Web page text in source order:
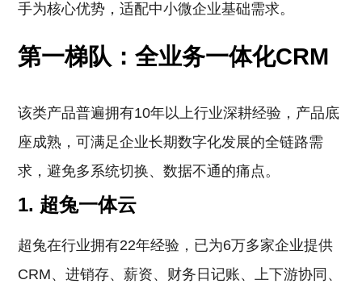
手为核心优势，适配中小微企业基础需求。
第一梯队：全业务一体化CRM
该类产品普遍拥有10年以上行业深耕经验，产品底
座成熟，可满足企业长期数字化发展的全链路需
求，避免多系统切换、数据不通的痛点。
1. 超兔一体云
超兔在行业拥有22年经验，已为6万多家企业提供
CRM、进销存、薪资、财务日记账、上下游协同、